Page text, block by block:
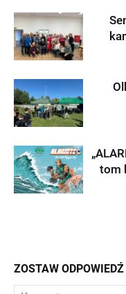
tom
ZOSTAW ODPOWIEDŹ